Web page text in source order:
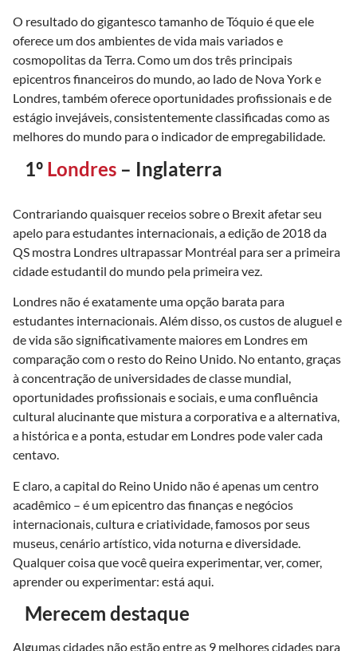
O resultado do gigantesco tamanho de Tóquio é que ele
oferece um dos ambientes de vida mais variados e
cosmopolitas da Terra. Como um dos três principais
epicentros financeiros do mundo, ao lado de Nova York e
Londres, também oferece oportunidades profissionais e de
estágio invejáveis, consistentemente classificadas como as
melhores do mundo para o indicador de empregabilidade.
1º Londres – Inglaterra
Contrariando quaisquer receios sobre o Brexit afetar seu
apelo para estudantes internacionais, a edição de 2018 da
QS mostra Londres ultrapassar Montréal para ser a primeira
cidade estudantil do mundo pela primeira vez.
Londres não é exatamente uma opção barata para
estudantes internacionais. Além disso, os custos de aluguel e
de vida são significativamente maiores em Londres em
comparação com o resto do Reino Unido. No entanto, graças
à concentração de universidades de classe mundial,
oportunidades profissionais e sociais, e uma confluência
cultural alucinante que mistura a corporativa e a alternativa,
a histórica e a ponta, estudar em Londres pode valer cada
centavo.
E claro, a capital do Reino Unido não é apenas um centro
acadêmico – é um epicentro das finanças e negócios
internacionais, cultura e criatividade, famosos por seus
museus, cenário artístico, vida noturna e diversidade.
Qualquer coisa que você queira experimentar, ver, comer,
aprender ou experimentar: está aqui.
Merecem destaque
Algumas cidades não estão entre as 9 melhores cidades para